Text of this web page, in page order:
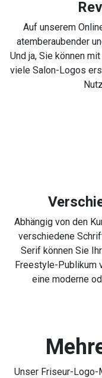
Auf unserem
atemberaubender
Und ja, Sie können
viele Salon-Logos
Abhängig von den
verschiedene
Serif können Sie
Freestyle-Publikum
eine moderne
Unser Friseur-Logo-